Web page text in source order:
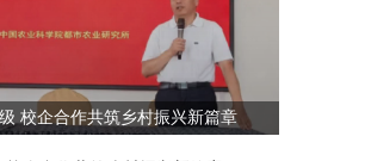
校企合作共筑乡村振兴新篇章